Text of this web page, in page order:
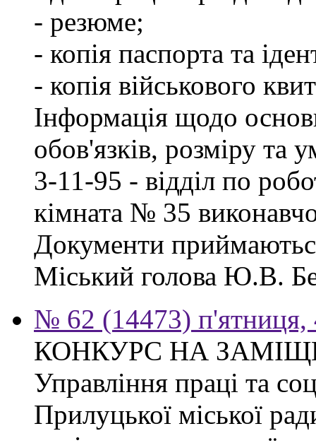
- резюме;
- копія паспорта та
- копія військового
Інформація щодо
обов'язків, розміру та
3-11-95 - відділ по
кімната № 35
Документи
Міський голова Ю.В.
№ 62 (14473) п'ятниця,
КОНКУРС НА
Управління праці та
Прилуцької міської